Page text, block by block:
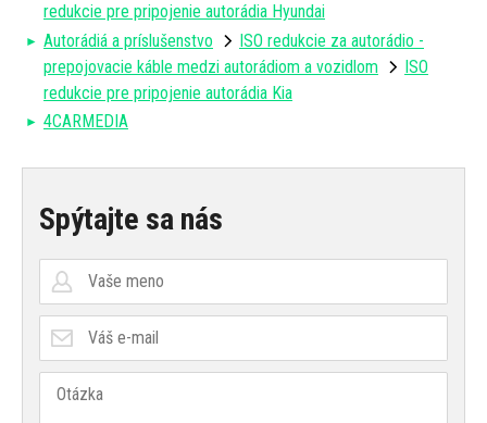
redukcie pre pripojenie autorádia Hyundai
Autorádiá a príslušenstvo
ISO redukcie za autorádio -
prepojovacie káble medzi autorádiom a vozidlom
ISO
redukcie pre pripojenie autorádia Kia
4CARMEDIA
Spýtajte sa nás